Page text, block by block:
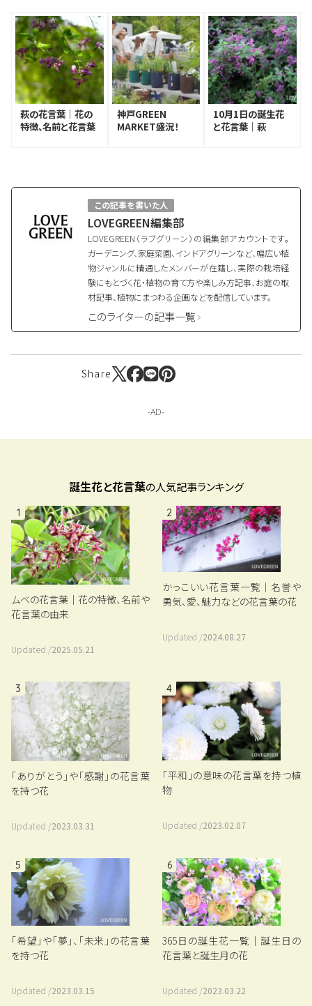
萩の花言葉｜花の
特徴、名前と花言葉
神戸GREEN
MARKET盛況！
10月1日の誕生花
と花言葉｜萩
この記事を書いた人
LOVEGREEN編集部
LOVEGREEN（ラブグリーン）の編集部アカウントです。
ガーデニング、家庭菜園、インドアグリーンなど、幅広い植
物ジャンルに精通したメンバーが在籍し、実際の栽培経
験にもとづく花・植物の育て方や楽しみ方記事、お庭の取
材記事、植物にまつわる企画などを配信しています。
このライターの記事一覧
Share
誕生花と花言葉の人気記事ランキング
1
ムベの花言葉｜花の特徴、名前や
花言葉の由来
Updated /2025.05.21
2
かっこいい花言葉一覧｜名誉や
勇気、愛、魅力などの花言葉の花
Updated /2024.08.27
3
「ありがとう」や「感謝」の花言葉
を持つ花
Updated /2023.03.31
4
「平和」の意味の花言葉を持つ植
物
Updated /2023.02.07
5
「希望」や「夢」、「未来」の花言葉
を持つ花
Updated /2023.03.15
6
365日の誕生花一覧｜誕生日の
花言葉と誕生月の花
Updated /2023.03.22